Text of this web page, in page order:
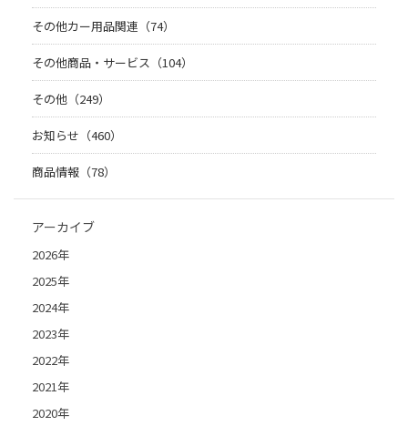
その他カー用品関連（74）
その他商品・サービス（104）
その他（249）
お知らせ（460）
商品情報（78）
アーカイブ
2026年
2025年
2024年
2023年
2022年
2021年
2020年